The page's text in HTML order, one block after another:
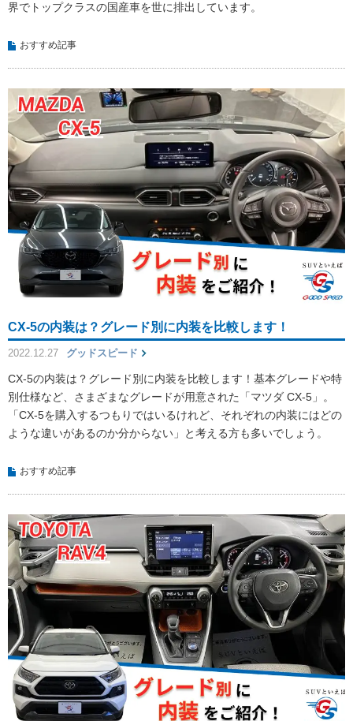
界でトップクラスの国産車を世に排出しています。
おすすめ記事
CX-5の内装は？グレード別に内装を比較します！
2022.12.27 グッドスピード
CX-5の内装は？グレード別に内装を比較します！基本グレードや特
別仕様など、さまざまなグレードが用意された「マツダ CX-5」。
「CX-5を購入するつもりではいるけれど、それぞれの内装にはどの
ような違いがあるのか分からない」と考える方も多いでしょう。
おすすめ記事